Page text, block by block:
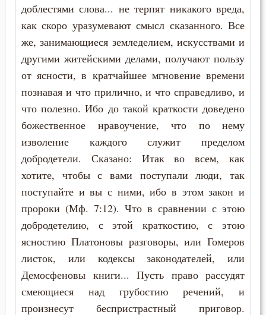
доблестями слова... не терпят никакого вреда,
как скоро уразумевают смысл сказанного. Все
же, занимающиеся земледелием, искусствами и
другими житейскими делами, получают пользу
от ясности, в кратчайшее мгновение времени
познавая и что прилично, и что справедливо, и
что полезно. Ибо до такой краткости доведено
божественное нравоучение, что по нему
изволение каждого служит пределом
добродетели. Сказано: Итак во всем, как
хотите, чтобы с вами поступали люди, так
поступайте и вы с ними, ибо в этом закон и
пророки (Мф. 7:12). Что в сравнении с этою
добродетелию, с этой краткостию, с этою
ясностию Платоновы разговоры, или Гомеров
листок, или кодексы законодателей, или
Демосфеновы книги... Пусть право рассудят
смеющиеся над грубостию речений, и
произнесут беспристрастный приговор.